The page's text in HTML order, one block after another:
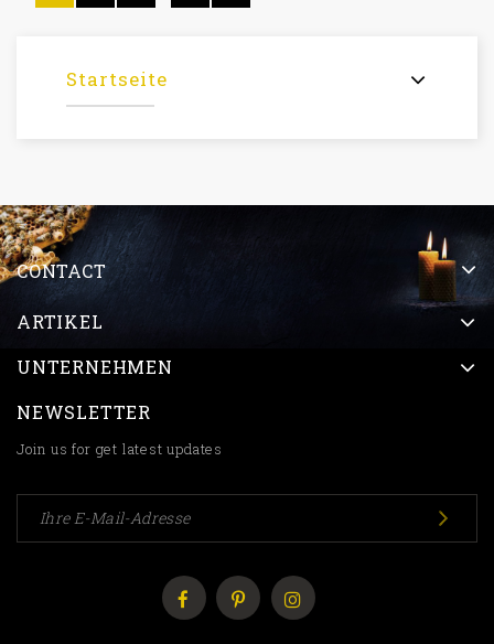
Startseite
CONTACT
ARTIKEL
UNTERNEHMEN
NEWSLETTER
Join us for get latest updates